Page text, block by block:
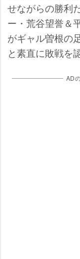
せながらの勝利
ー・荒谷望誉＆
がギャル曽根の
と素直に敗戦を
AD